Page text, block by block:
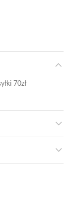
70zł